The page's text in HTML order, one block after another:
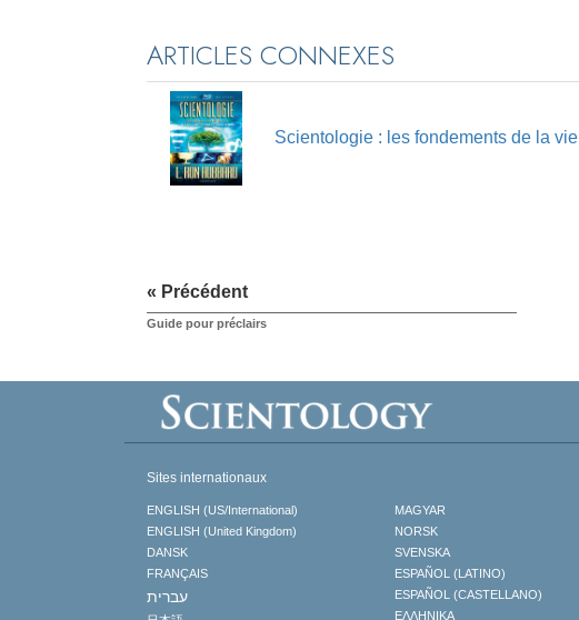
ARTICLES CONNEXES
Scientologie : les fondements de la vie
« Précédent
Guide pour préclairs
Sites internationaux
ENGLISH (US/International)
ENGLISH (United Kingdom)
DANSK
FRANÇAIS
עברית
MAGYAR
NORSK
SVENSKA
ESPAÑOL (LATINO)
ESPAÑOL (CASTELLANO)
ΕΛΛΗΝΙΚA